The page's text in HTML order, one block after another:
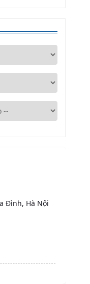
Đình, Hà Nội